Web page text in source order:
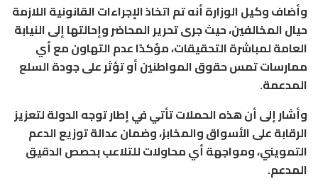
وأضاف وكيل الوزارة أنه تم اتخاذ الإجراءات القانونية اللازمة
حيال المخالفين، حيث جرى تحرير المحاضر وإحالتها إلى النيابة
العامة لمباشرة التحقيقات، مؤكدًا عدم التهاون مع أي
ممارسات تمس حقوق المواطنين أو تؤثر على جودة السلع
المدعمة.
وأشار إلى أن هذه الحملات تأتي في إطار توجه الدولة لتعزيز
الرقابة على الأسواق والمخابز، وضمان عدالة توزيع الدعم
التمويني، ومواجهة أي محاولات للتلاعب بحصص الدقيق
المدعم.